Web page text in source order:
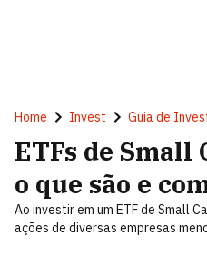
Home Invest Guia de
ETFs de Small
o que são e
Ao investir em um ETF de Small
ações de diversas empresas